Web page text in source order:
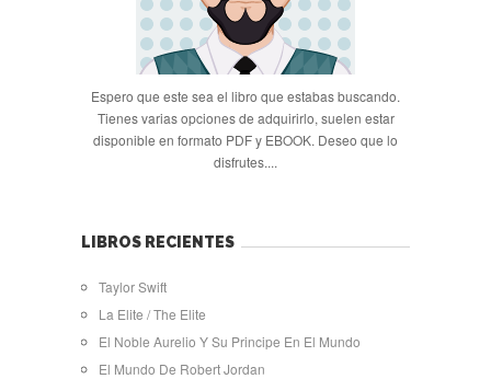
Espero que este sea el libro que estabas buscando.
Tienes varias opciones de adquirirlo, suelen estar
disponible en formato PDF y EBOOK. Deseo que lo
disfrutes....
LIBROS RECIENTES
Taylor Swift
La Elite / The Elite
El Noble Aurelio Y Su Principe En El Mundo
El Mundo De Robert Jordan